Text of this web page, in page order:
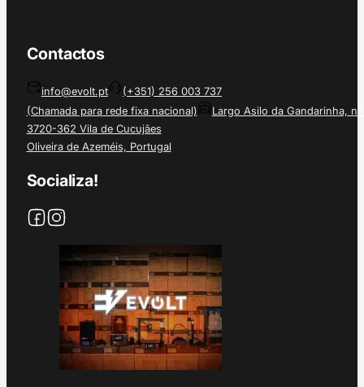
Contactos
info@evolt.pt
(+351) 256 003 737
(Chamada para rede fixa nacional)
Largo Asilo da Gandarinha, nº
3720-362 Vila de Cucujães
Oliveira de Azeméis, Portugal
Socializa!